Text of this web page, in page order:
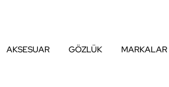
AKSESUAR GÖZLÜK MARKALAR